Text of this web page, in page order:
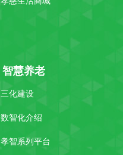
智慧养老
三化建设
数智化介绍
孝智系列平台